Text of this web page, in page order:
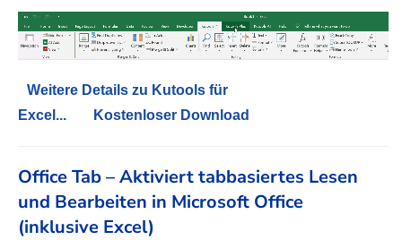
Weitere Details zu Kutools für
Excel...
Kostenloser Download
Office Tab – Aktiviert tabbasiertes Lesen
und Bearbeiten in Microsoft Office
(inklusive Excel)